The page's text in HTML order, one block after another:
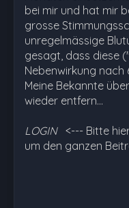
bei mir und hat mir
grosse
unregelmässige
gesagt, dass diese
Nebenwirkung nach
Meine Bekannte
wieder entfern…
LOGIN <--- Bitte
um den ganzen